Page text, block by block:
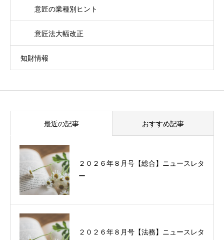
意匠の業種別ヒント
意匠法大幅改正
知財情報
最近の記事 おすすめ記事
２０２６年８月号【総合】ニュースレタ
ー
２０２６年８月号【法務】ニュースレタ
過去に配信したニュースレターの一覧